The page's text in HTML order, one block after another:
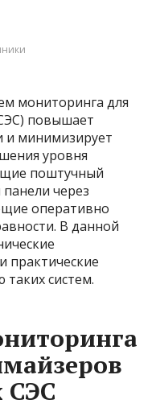
мониторинга для
повышает
и минимизирует
уровня
поштучный
через
оперативно
В данной
практические
систем.
СЭС